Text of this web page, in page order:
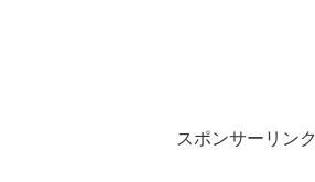
スポンサーリンク